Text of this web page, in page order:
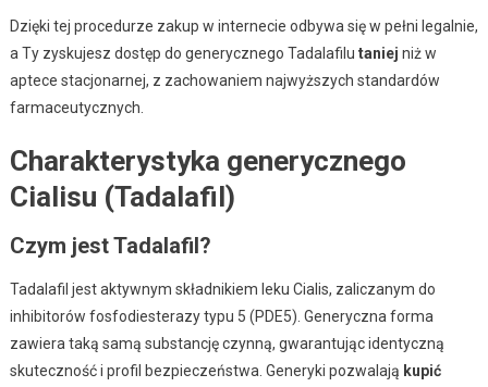
Dzięki tej procedurze zakup w internecie odbywa się w pełni legalnie,
a Ty zyskujesz dostęp do generycznego Tadalafilu taniej niż w
aptece stacjonarnej, z zachowaniem najwyższych standardów
farmaceutycznych.
Charakterystyka generycznego
Cialisu (Tadalafil)
Czym jest Tadalafil?
Tadalafil jest aktywnym składnikiem leku Cialis, zaliczanym do
inhibitorów fosfodiesterazy typu 5 (PDE5). Generyczna forma
zawiera taką samą substancję czynną, gwarantując identyczną
skuteczność i profil bezpieczeństwa. Generyki pozwalają kupić